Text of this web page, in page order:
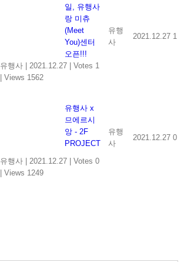
일, 유행사
랑 미츄
(Meet
You)센터
오픈!!!
유행사
2021.12.27
Votes 1
Views 1562
유행
사
2021.12.27 1
유행사 x
므에르시
앙 - 2F
PROJECT
유행사
2021.12.27
Votes 0
Views 1249
유행
사
2021.12.27 0